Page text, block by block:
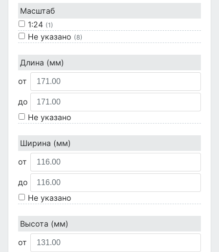
Масштаб
1:24 (1)
Не указано (8)
Длина (мм)
от
до
Не указано
Ширина (мм)
от
до
Не указано
Высота (мм)
от